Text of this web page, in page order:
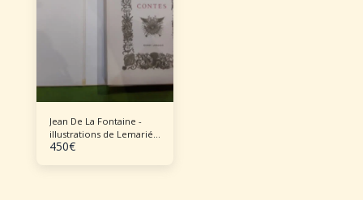
Jean De La Fontaine -
illustrations de Lemarié
Contes de Jean De La
450€